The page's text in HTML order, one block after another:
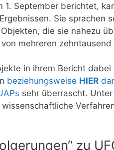
1. September berichtet,
Sie sprachen
die sie nahezu
mehreren
in ihrem Bericht dabei
beziehungsweise HIER
sehr überrascht.
zu